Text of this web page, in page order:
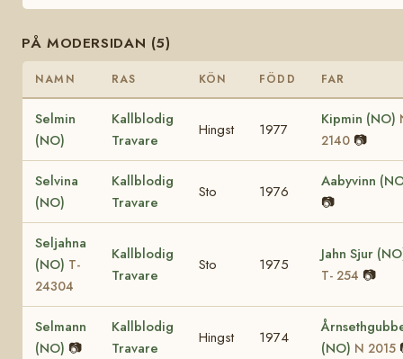
PÅ MODERSIDAN (5)
NAMN RAS KÖN FÖDD FAR
Selmin
(NO)
Kallblodig
Travare
Hingst 1977
Kipmin (NO)
2140 📷
Selvina
(NO)
Kallblodig
Travare
Sto 1976
Aabyvinn
📷
Seljahna
(NO) T-
24304
Kallblodig
Travare
Sto 1975
Jahn Sjur
T- 254 📷
Selmann
(NO) 📷
Kallblodig
Travare
Hingst 1974
(NO) N 2015